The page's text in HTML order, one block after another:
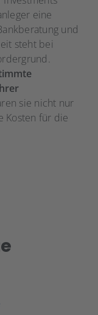
eine
und
steht bei
sie nicht nur
Kosten für die